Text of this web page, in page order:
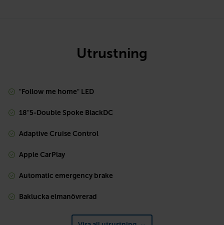
Utrustning
"Follow me home" LED
18"5-Double Spoke BlackDC
Adaptive Cruise Control
Apple CarPlay
Automatic emergency brake
Baklucka elmanövrerad